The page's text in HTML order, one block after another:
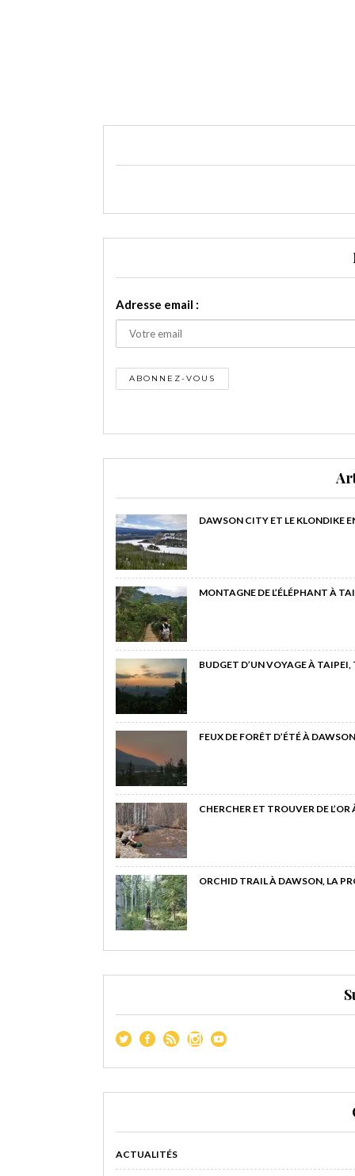
Adresse email :
DAWSON CITY ET LE KLONDIKE
MONTAGNE DE L’ÉLÉPHANT À
BUDGET D’UN VOYAGE À
FEUX DE FORÊT D’ÉTÉ À
CHERCHER ET TROUVER DE
ORCHID TRAIL À DAWSON, LA
ACTUALITÉS